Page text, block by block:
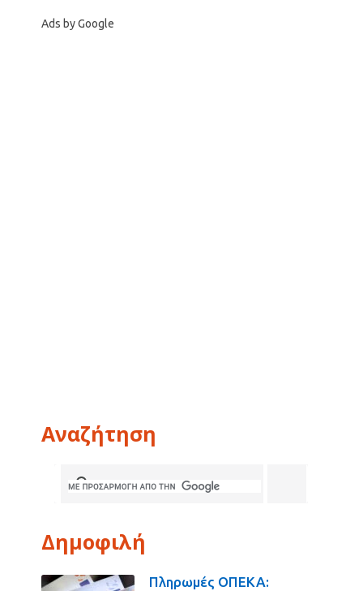
Ads by Google
Αναζήτηση
Δημοφιλή
Πληρωμές ΟΠΕΚΑ: